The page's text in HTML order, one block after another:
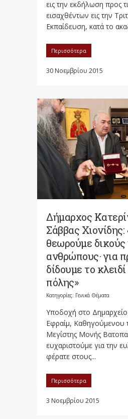
εις την εκδήλωση προς
εισαχθέντων εις την
Εκπαίδευση, κατά το
Περισσότερα
30 Νοεμβρίου 2015
Δήμαρχος
Σάββας Χιονίδης:
θεωρούμε δικούς
ανθρώπους· για
δίδουμε το
πόλης»
Κατηγορίες: Γενικά Θέματα
Υποδοχή στο
Εφραίμ, Καθηγούμενου
Μεγίστης Μονής
ευχαριστούμε για την
φέρατε στους...
Περισσότερα
3 Νοεμβρίου 2015